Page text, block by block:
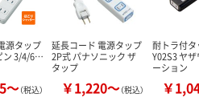
源タップ
ン 3/4/6…
～（税込）
延長コード 電源タップ
2P式 パナソニック ザ
タップ
￥1,220～（税込）
耐トラ付タ
Y02S3 ヤ
ーション
￥